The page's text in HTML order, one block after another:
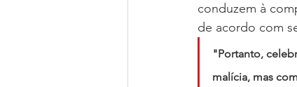
conduzem à
de acordo com
"Portanto,
malícia, mas